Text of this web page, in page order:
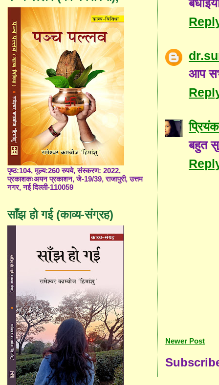
आप
बहुत
Newer Post
पृष्ठ:104, मूल्य:260 रुपये, संस्करण: 2022,
प्रकाशकःअयन प्रकाशन, जे-19/39, राजापुरी, उत्तम
नगर, नई दिल्ली-110059
साँझ हो गई (काव्य-संग्रह)